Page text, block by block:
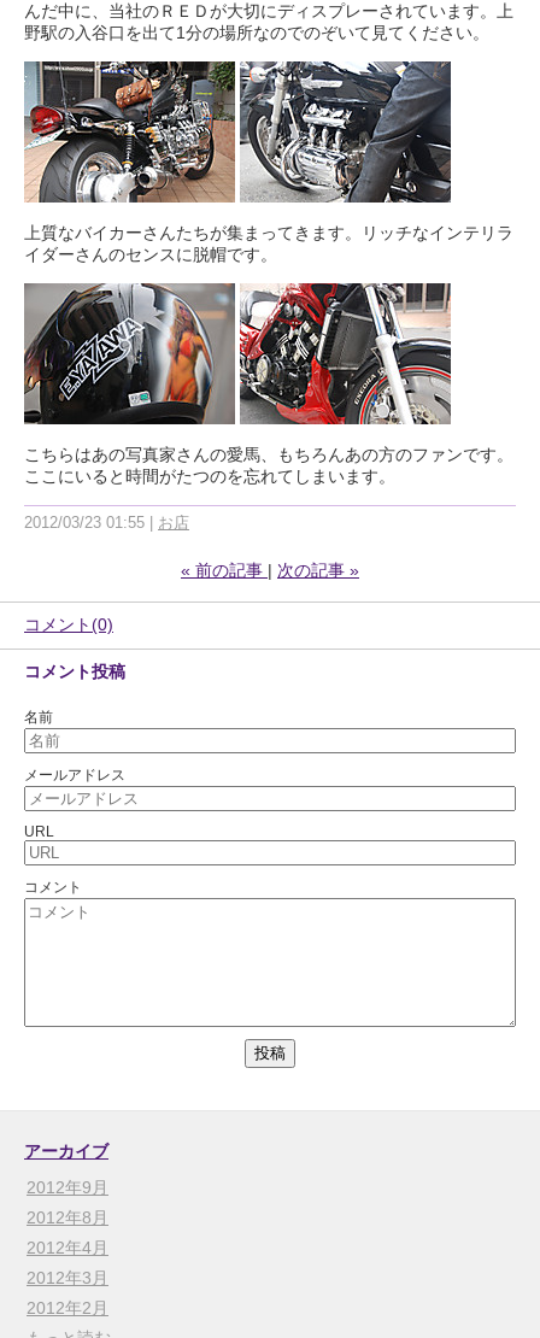
んだ中に、当社のＲＥＤが大切にディスプレーされています。上
野駅の入谷口を出て1分の場所なのでのぞいて見てください。
上質なバイカーさんたちが集まってきます。リッチなインテリラ
イダーさんのセンスに脱帽です。
こちらはあの写真家さんの愛馬、もちろんあの方のファンです。
ここにいると時間がたつのを忘れてしまいます。
2012/03/23 01:55 お店
« 前の記事 次の記事 »
コメント(0)
コメント投稿
名前
メールアドレス
URL
コメント
アーカイブ
2012年9月
2012年8月
2012年4月
2012年3月
2012年2月